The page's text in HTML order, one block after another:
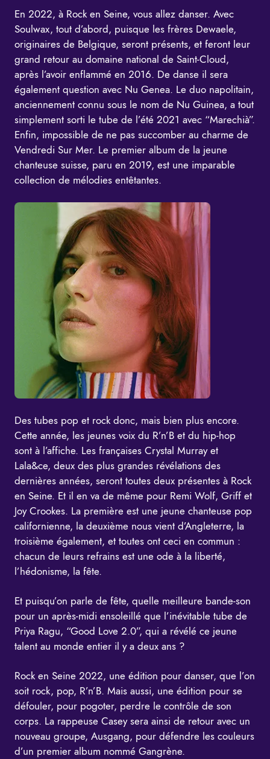
En 2022, à Rock en Seine, vous allez danser. Avec
Soulwax, tout d’abord, puisque les frères Dewaele,
originaires de Belgique, seront présents, et feront leur
grand retour au domaine national de Saint-Cloud,
après l’avoir enflammé en 2016. De danse il sera
également question avec Nu Genea. Le duo napolitain,
anciennement connu sous le nom de Nu Guinea, a tout
simplement sorti le tube de l’été 2021 avec “Marechià”.
Enfin, impossible de ne pas succomber au charme de
Vendredi Sur Mer. Le premier album de la jeune
chanteuse suisse, paru en 2019, est une imparable
collection de mélodies entêtantes.
Des tubes pop et rock donc, mais bien plus encore.
Cette année, les jeunes voix du R’n’B et du hip-hop
sont à l’affiche. Les françaises Crystal Murray et
Lala&ce, deux des plus grandes révélations des
dernières années, seront toutes deux présentes à Rock
en Seine. Et il en va de même pour Remi Wolf, Griff et
Joy Crookes. La première est une jeune chanteuse pop
californienne, la deuxième nous vient d’Angleterre, la
troisième également, et toutes ont ceci en commun :
chacun de leurs refrains est une ode à la liberté,
l’hédonisme, la fête.
Et puisqu’on parle de fête, quelle meilleure bande-son
pour un après-midi ensoleillé que l’inévitable tube de
Priya Ragu, “Good Love 2.0”, qui a révélé ce jeune
talent au monde entier il y a deux ans ?
Rock en Seine 2022, une édition pour danser, que l’on
soit rock, pop, R’n’B. Mais aussi, une édition pour se
défouler, pour pogoter, perdre le contrôle de son
corps. La rappeuse Casey sera ainsi de retour avec un
nouveau groupe, Ausgang, pour défendre les couleurs
d’un premier album nommé Gangrène.